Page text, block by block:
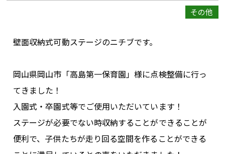
その他
壁面収納式可動ステージのニチブです。
岡山県岡山市「高島第一保育園」様に点検整備に行っ
てきました！
入園式・卒園式等でご使用いただいています！
ステージが必要でない時収納することができることが
便利で、子供たちが走り回る空間を作ることができる